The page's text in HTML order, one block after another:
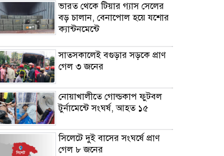
ভারত থেকে টিয়ার গ্যাস সেলের
বড় চালান, বেনাপোল হয়ে যশোর
ক্যান্টনমেন্টে
সাতসকালেই বগুড়ার সড়কে প্রাণ
গেল ৩ জনের
নোয়াখালীতে গোল্ডকাপ ফুটবল
টুর্নামেন্টে সংঘর্ষ, আহত ১৫
সিলেটে দুই বাসের সংঘর্ষে প্রাণ
গেল ৮ জনের